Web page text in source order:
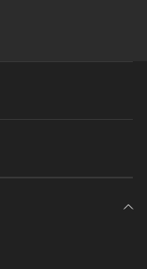
情報を受け取ること
って見える場合があ